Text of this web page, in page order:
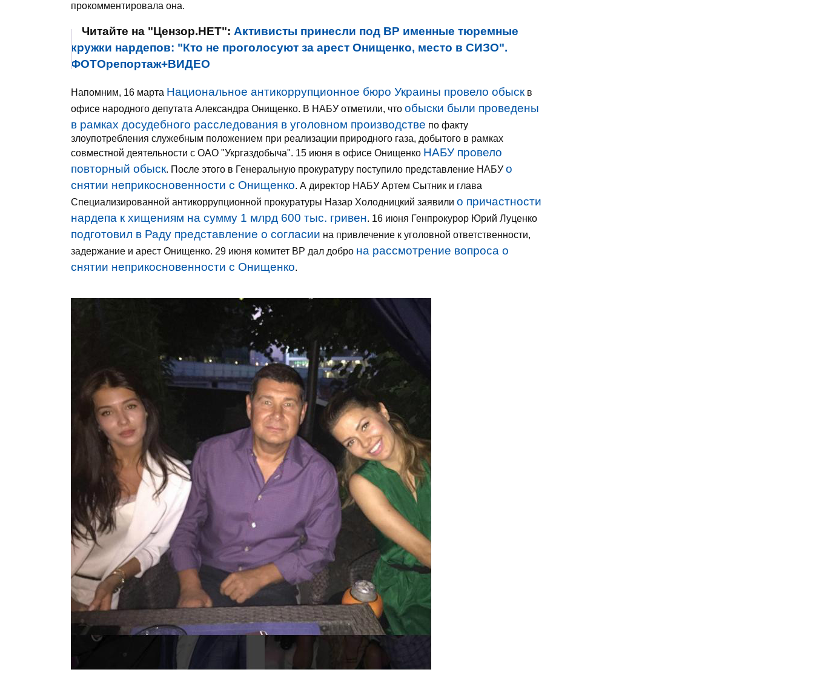
прокомментировала она.
Читайте на "Цензор.НЕТ": Активисты принесли под ВР именные тюремные
кружки нардепов: "Кто не проголосуют за арест Онищенко, место в СИЗО".
ФОТОрепортаж+ВИДЕО
Напомним, 16 марта Национальное антикоррупционное бюро Украины провело обыск в
офисе народного депутата Александра Онищенко. В НАБУ отметили, что обыски были проведены
в рамках досудебного расследования в уголовном производстве по факту
злоупотребления служебным положением при реализации природного газа, добытого в рамках
совместной деятельности с ОАО "Укргаздобыча". 15 июня в офисе Онищенко НАБУ провело
повторный обыск. После этого в Генеральную прокуратуру поступило представление НАБУ о
снятии неприкосновенности с Онищенко. А директор НАБУ Артем Сытник и глава
Специализированной антикоррупционной прокуратуры Назар Холодницкий заявили о причастности
нардепа к хищениям на сумму 1 млрд 600 тыс. гривен. 16 июня Генпрокурор Юрий Луценко
подготовил в Раду представление о согласии на привлечение к уголовной ответственности,
задержание и арест Онищенко. 29 июня комитет ВР дал добро на рассмотрение вопроса о
снятии неприкосновенности с Онищенко.